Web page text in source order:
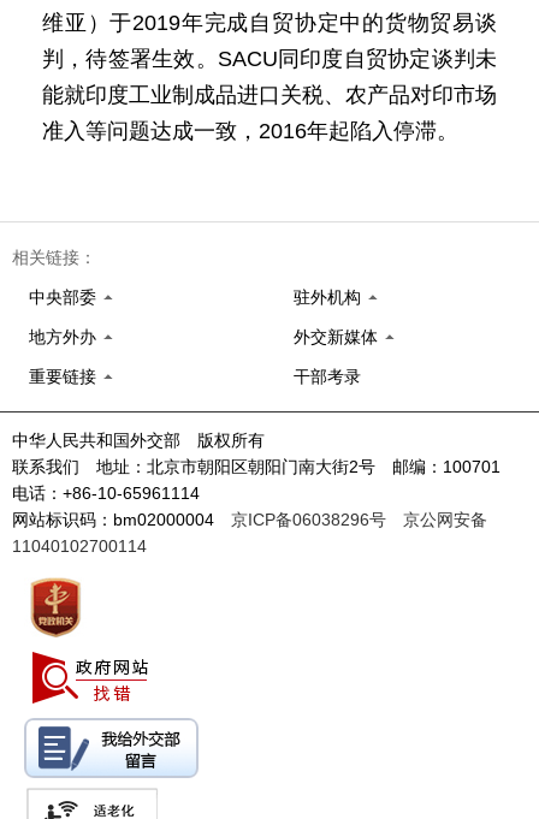
维亚）于2019年完成自贸协定中的货物贸易谈
判，待签署生效。SACU同印度自贸协定谈判未
能就印度工业制成品进口关税、农产品对印市场
准入等问题达成一致，2016年起陷入停滞。
相关链接：
中央部委 驻外机构
地方外办 外交新媒体
重要链接 干部考录
中华人民共和国外交部 版权所有
联系我们 地址：北京市朝阳区朝阳门南大街2号 邮编：100701
电话：+86-10-65961114
网站标识码：bm02000004 京ICP备06038296号
京公网安备
11040102700114